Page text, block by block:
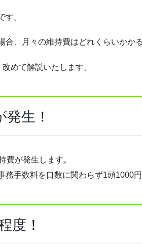
す。
合、月々の維持費はどれくらいかか
めて解説いたします。
生！
費が発生します。
務手数料を口数に関わらず1頭1000
度！